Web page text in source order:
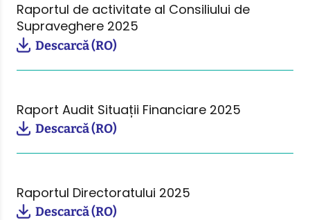
Raportul de activitate al Consiliului de
Supraveghere 2025
Descarcă (RO)
Raport Audit Situații Financiare 2025
Descarcă (RO)
Raportul Directoratului 2025
Descarcă (RO)